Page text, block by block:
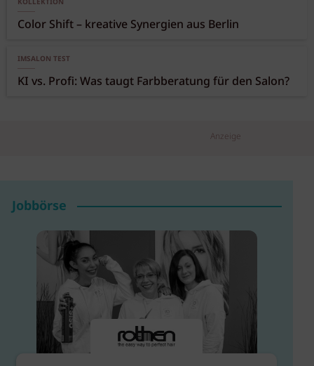
Color Shift – kreative Synergien aus Berlin
IMSALON TEST
KI vs. Profi: Was taugt Farbberatung für den Salon?
Anzeige
Jobbörse